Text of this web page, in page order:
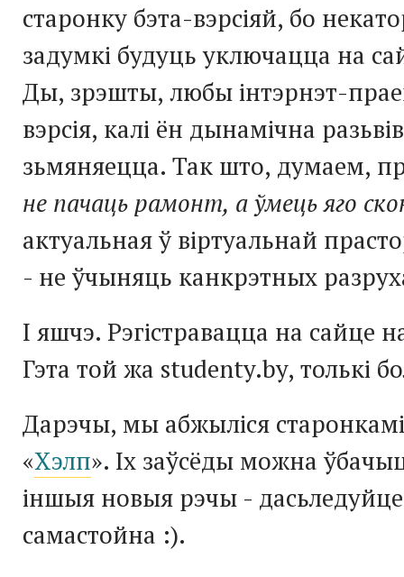
старонку бэта-вэрсіяй, бо
задумкі будуць уключацца на
Ды, зрэшты, любы інтэрнэт-
вэрсія, калі ён дынамічна
зьмяняецца. Так што, думаем,
не пачаць рамонт, а ўмець яго
актуальная ў віртуальнай
- не ўчыняць канкрэтных
І яшчэ. Рэгістравацца на сайце
Гэта той жа studenty.by, толькі
Дарэчы, мы абжыліся
«Хэлп». Іх заўсёды можна
іншыя новыя рэчы -
самастойна :).